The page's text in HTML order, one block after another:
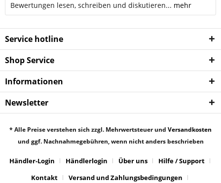
Bewertungen lesen, schreiben und diskutieren... mehr
Service hotline
Shop Service
Informationen
Newsletter
* Alle Preise verstehen sich zzgl. Mehrwertsteuer und Versandkosten
und ggf. Nachnahmegebühren, wenn nicht anders beschrieben
Händler-Login Händlerlogin Über uns
Hilfe / Support
Kontakt
Versand und Zahlungsbedingungen